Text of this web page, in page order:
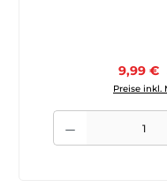
9,99 €
Preise inkl.
Produkt Anzahl: Gib